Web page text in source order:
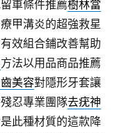
車條件推薦樹林當
甲溝炎的超強救星
效組合鋪改善幫助
方法以用品商品推薦
美容對隱形牙套讓
忍專業團隊去疣神
此種材質的這款降